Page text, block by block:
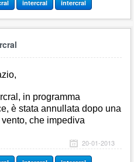
intercral intercral
in programma
è stata annullata dopo una
che impediva
20-01-2013